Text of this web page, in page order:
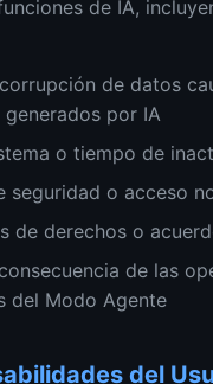
de IA,
de datos
generados por IA
o tiempo de
seguridad o acceso
de derechos o
de las
del Modo Agente
del